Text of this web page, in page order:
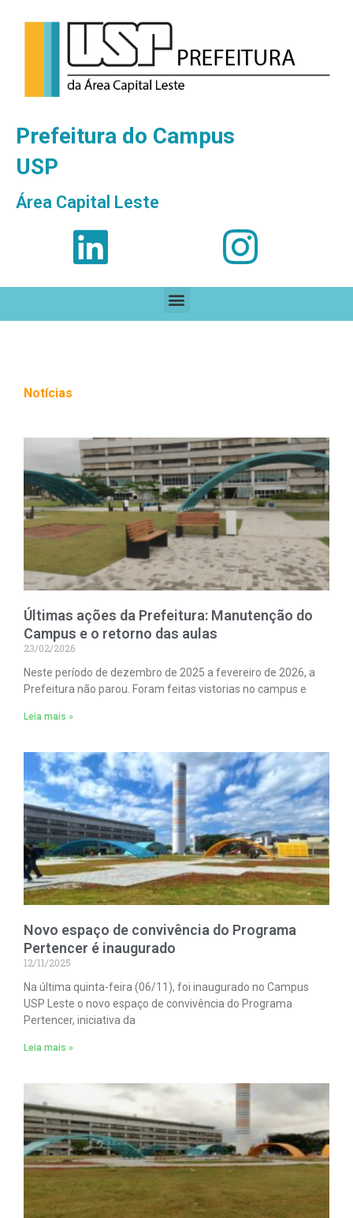
Prefeitura do Campus
USP
Área Capital Leste
Notícias
Últimas ações da Prefeitura: Manutenção do
Campus e o retorno das aulas
23/02/2026
Neste período de dezembro de 2025 a fevereiro de 2026, a
Prefeitura não parou. Foram feitas vistorias no campus e
Leia mais »
Novo espaço de convivência do Programa
Pertencer é inaugurado
12/11/2025
Na última quinta-feira (06/11), foi inaugurado no Campus
USP Leste o novo espaço de convivência do Programa
Pertencer, iniciativa da
Leia mais »